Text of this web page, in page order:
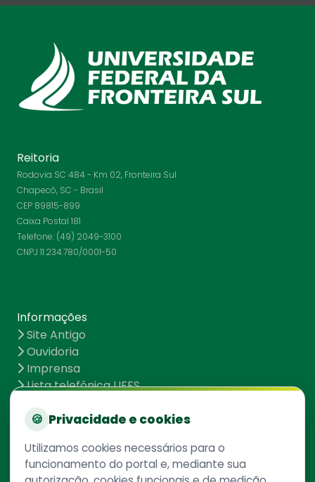
Reitoria
Rodovia SC 484 - Km 02, Fronteira Sul
Chapecó, SC - Brasil
CEP 89815-899
Caixa Postal 181
Telefone: (49) 2049-3100
CNPJ 11.234.780/0001-50
Informações
Site Antigo
Ouvidoria
Imprensa
Lista telefônica UFFS
UFFS contra o Aedes
Mapa do site
🍪 Privacidade e cookies
Utilizamos cookies necessários para o
funcionamento do portal e, mediante sua